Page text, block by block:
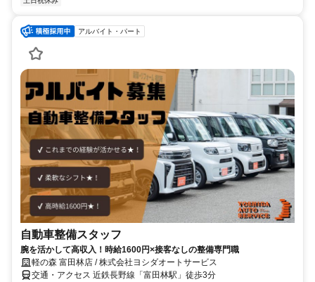
アルバイト・パート
自動車整備スタッフ
腕を活かして高収入！時給1600円×接客なしの整備専門職
軽の森 富田林店 / 株式会社ヨシダオートサービス
交通・アクセス 近鉄長野線「富田林駅」徒歩3分